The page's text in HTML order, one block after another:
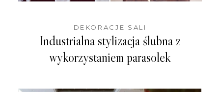
DEKORACJE SALI
Industrialna stylizacja ślubna z
wykorzystaniem parasolek